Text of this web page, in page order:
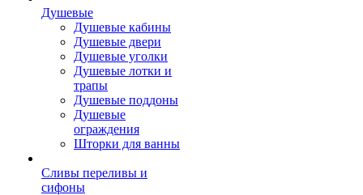
Душевые
Душевые кабины
Душевые двери
Душевые уголки
Душевые лотки и
трапы
Душевые поддоны
Душевые
ограждения
Шторки для ванны
Сливы переливы и
сифоны